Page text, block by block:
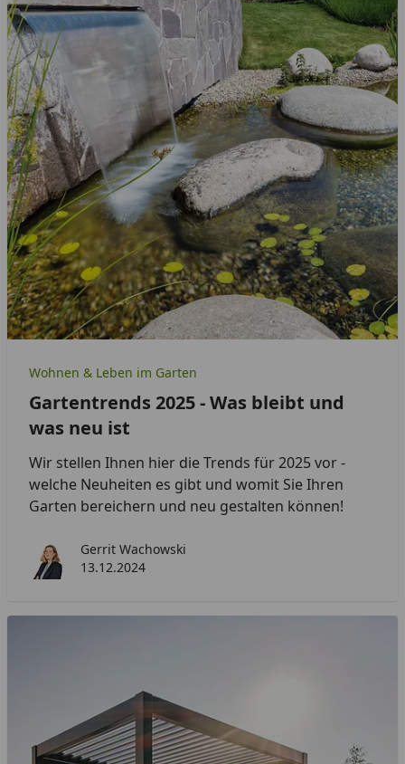
Wohnen & Leben im Garten
Gartentrends 2025 - Was bleibt und
was neu ist
Wir stellen Ihnen hier die Trends für 2025 vor -
welche Neuheiten es gibt und womit Sie Ihren
Garten bereichern und neu gestalten können!
Gerrit Wachowski
13.12.2024